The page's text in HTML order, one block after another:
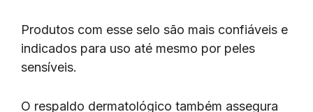
Produtos com esse selo são mais confiáveis e
indicados para uso até mesmo por peles
sensíveis.
O respaldo dermatológico também assegura